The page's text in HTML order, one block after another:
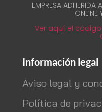
EMPRESA ADHERIDA
ONLINE
Ver aquí el
Información legal
Aviso legal y
Política de